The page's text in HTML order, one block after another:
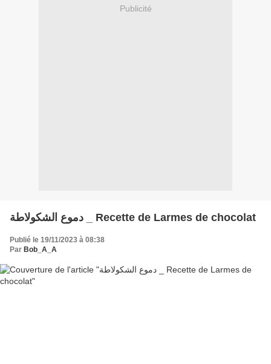
Publicité
دموع الشكولاطة _ Recette de Larmes de chocolat
Publié le 19/11/2023 à 08:38
Par Bob_A_A